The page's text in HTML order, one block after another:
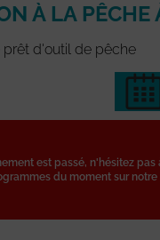
À LA PÊCHE
prêt d'outil de pêche
est passé, n'hésitez
du moment sur